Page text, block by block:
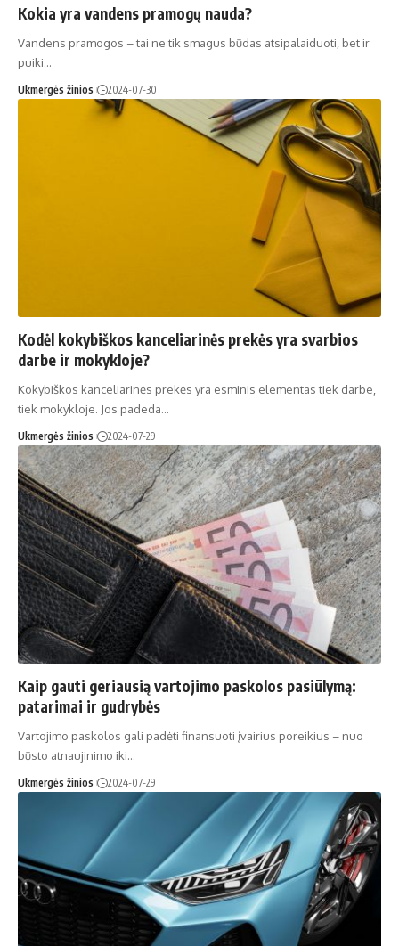
Kokia yra vandens pramogų nauda?
Vandens pramogos – tai ne tik smagus būdas atsipalaiduoti, bet ir
puiki…
Ukmergės žinios 2024-07-30
Kodėl kokybiškos kanceliarinės prekės yra svarbios
darbe ir mokykloje?
Kokybiškos kanceliarinės prekės yra esminis elementas tiek darbe,
tiek mokykloje. Jos padeda…
Ukmergės žinios 2024-07-29
Kaip gauti geriausią vartojimo paskolos pasiūlymą:
patarimai ir gudrybės
Vartojimo paskolos gali padėti finansuoti įvairius poreikius – nuo
būsto atnaujinimo iki…
Ukmergės žinios 2024-07-29